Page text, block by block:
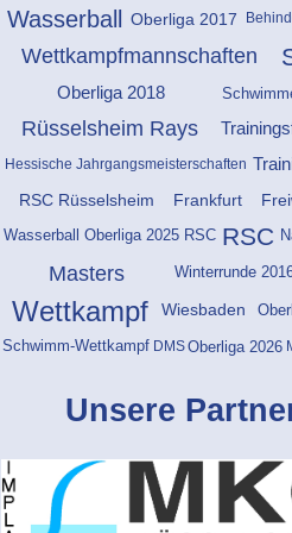
Wasserball Oberliga 2017
Wettkampfmannschaften
Oberliga 2018
Rüsselsheim Rays
Hessische Jahrgangsmeisterschaften
RSC Rüsselsheim
Frankfurt
Wasserball Oberliga 2025 RSC RSC
Masters Winterrunde
Wettkampf Wiesbaden
Schwimm-Wettkampf DMSOberliga 2026
Unsere